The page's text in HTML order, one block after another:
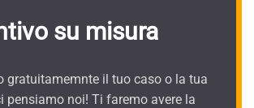
su misura
gratuitamemnte il tuo caso o la tua
pensiamo noi! Ti faremo avere la